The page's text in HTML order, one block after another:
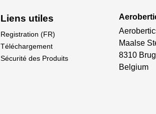
Liens utiles
Registration (FR)
Téléchargement
Sécurité des Produits
Maalse
8310
Belgium